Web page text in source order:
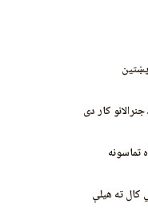
کار دی
تماسونه
کال ته هیلې